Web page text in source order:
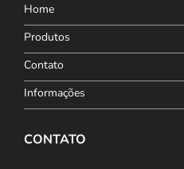
Home
Produtos
Contato
Informações
CONTATO